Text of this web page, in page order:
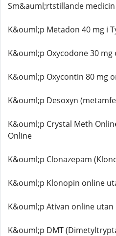
Sm&auml;rtstillande medicin
K&ouml;p Metadon 40 mg i
K&ouml;p Oxycodone 30
K&ouml;p Oxycontin 80 mg
K&ouml;p Desoxyn
K&ouml;p Crystal Meth
Online
K&ouml;p Clonazepam
K&ouml;p Klonopin online
K&ouml;p Ativan online
K&ouml;p DMT